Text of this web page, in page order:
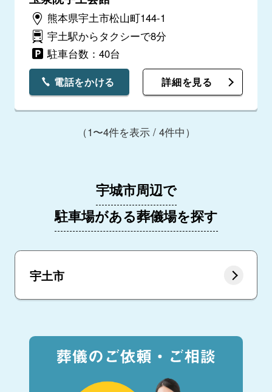
熊本県宇土市松山町144-1
宇土駅からタクシーで8分
駐車台数：40台
電話をかける 詳細を見る
（1〜4件を表示 / 4件中）
宇城市周辺で
駐車場がある葬儀場を探す
宇土市